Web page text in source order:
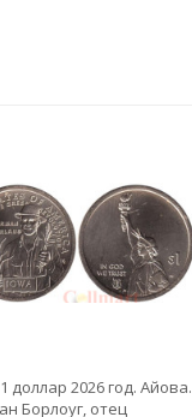
доллар 2026 год. Айова.
Борлоуг, отец